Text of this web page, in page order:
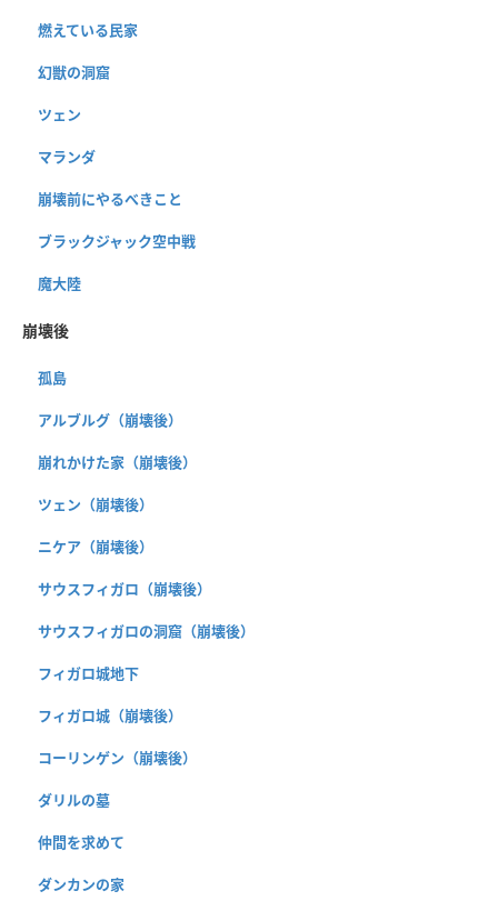
燃えている民家
幻獣の洞窟
ツェン
マランダ
崩壊前にやるべきこと
ブラックジャック空中戦
魔大陸
崩壊後
孤島
アルブルグ（崩壊後）
崩れかけた家（崩壊後）
ツェン（崩壊後）
ニケア（崩壊後）
サウスフィガロ（崩壊後）
サウスフィガロの洞窟（崩壊後）
フィガロ城地下
フィガロ城（崩壊後）
コーリンゲン（崩壊後）
ダリルの墓
仲間を求めて
ダンカンの家